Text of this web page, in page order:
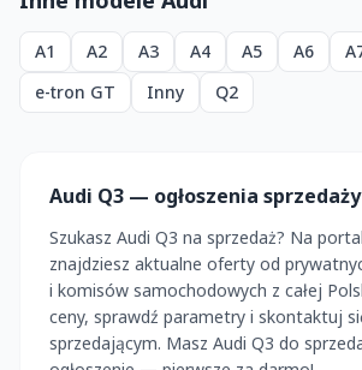
A1 A2 A3 A4 A5 A6
e-tron GT
Inny Q2
Audi Q3 — ogłoszenia sprzedaży
Szukasz Audi Q3 na sprzedaż? Na
znajdziesz aktualne oferty od
i komisów samochodowych z całej
ceny, sprawdź parametry i skontaktuj
sprzedającym. Masz Audi Q3 do